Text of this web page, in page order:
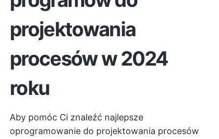
projektowania
procesów w 2024
roku
Aby pomóc Ci znaleźć najlepsze
oprogramowanie do projektowania procesów